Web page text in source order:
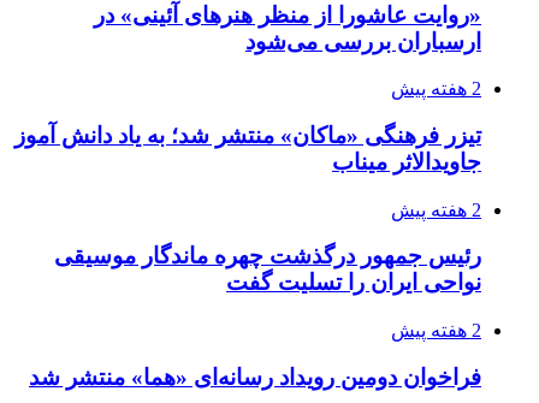
«روایت عاشورا از منظر هنرهای آئینی» در
ارسباران بررسی می‌شود
2 هفته پیش
تیزر فرهنگی «ماکان» منتشر شد؛ به یاد دانش آموز
جاویدالاثر میناب
2 هفته پیش
رئیس جمهور درگذشت چهره ماندگار موسیقی
نواحی ایران را تسلیت گفت
2 هفته پیش
فراخوان دومین رویداد رسانه‌ای «هما» منتشر شد